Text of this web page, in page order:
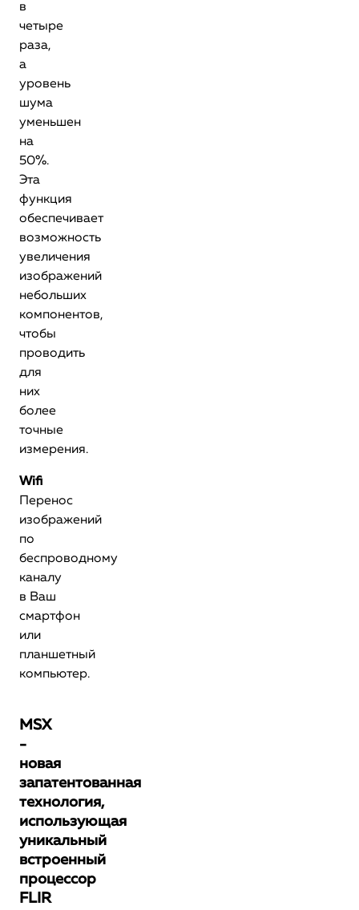
в
четыре
раза,
а
уровень
шума
уменьшен
на
50%.
Эта
функция
обеспечивает
возможность
увеличения
изображений
небольших
компонентов,
чтобы
проводить
для
них
более
точные
измерения.
Wifi
Перенос
изображений
по
беспроводному
каналу
в Ваш
смартфон
или
планшетный
компьютер.
MSX
-
новая
запатентованная
технология,
использующая
уникальный
встроенный
процессор
FLIR